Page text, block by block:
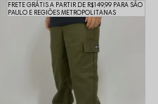
FRETE GRÁTIS A PARTIR DE R$149,99 PARA SÃO
PAULO E REGIÕES METROPOLITANAS